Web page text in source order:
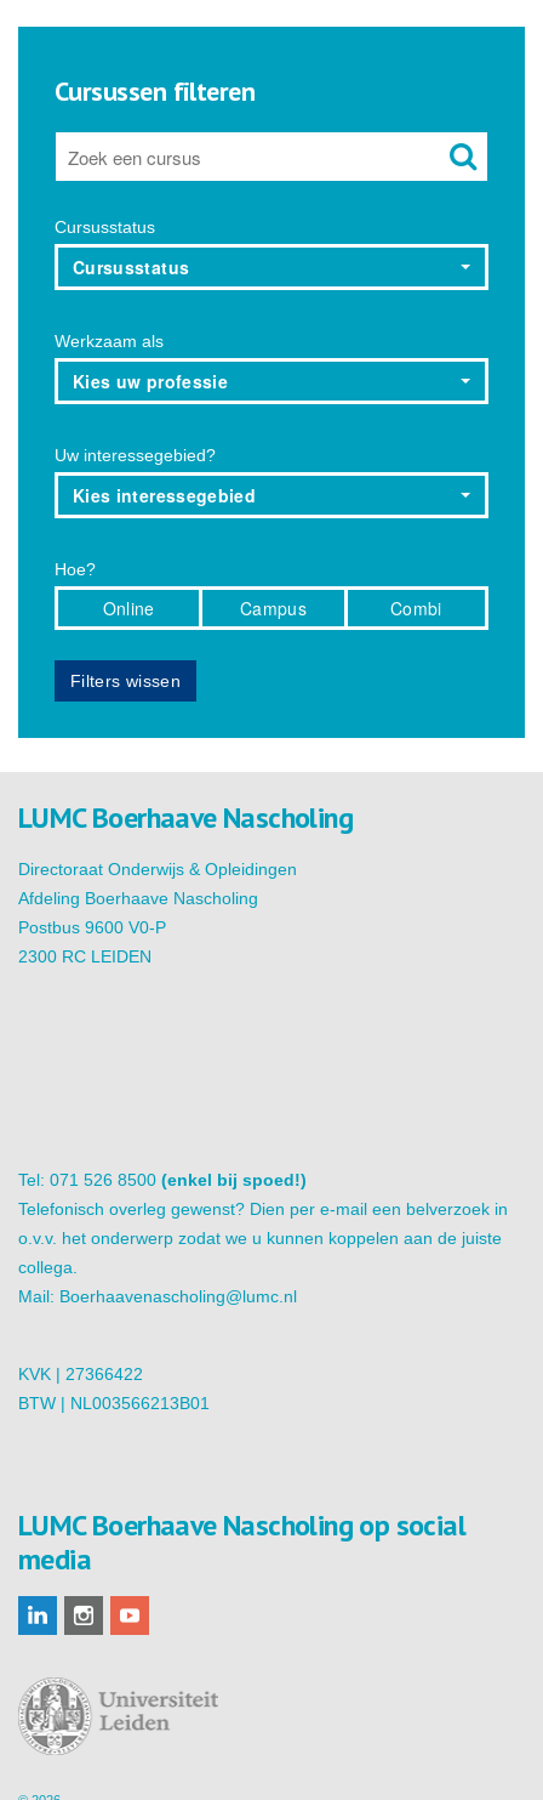
Cursussen filteren
Cursusstatus
Cursusstatus
Werkzaam als
Kies uw professie
Uw interessegebied?
Kies interessegebied
Hoe?
Online Campus Combi
Filters wissen
LUMC Boerhaave Nascholing
Directoraat Onderwijs & Opleidingen
Afdeling Boerhaave Nascholing
Postbus 9600 V0-P
2300 RC LEIDEN
Tel: 071 526 8500 (enkel bij spoed!)
Telefonisch overleg gewenst? Dien per e-mail een belverzoek in
o.v.v. het onderwerp zodat we u kunnen koppelen aan de juiste
collega.
Mail: Boerhaavenascholing@lumc.nl
KVK | 27366422
BTW | NL003566213B01
LUMC Boerhaave Nascholing op social
media